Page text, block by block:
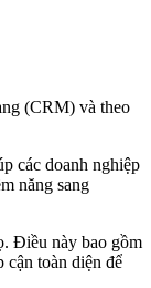
(CRM) và theo
các doanh nghiệp
năng sang
Điều này bao gồm
cận toàn diện để